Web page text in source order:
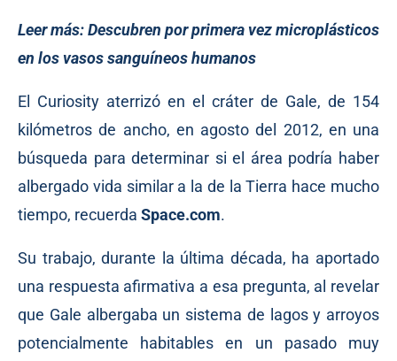
Leer más:Descubren por primera vez microplásticos
en los vasos sanguíneos humanos
El Curiosity aterrizó en el cráter de Gale, de 154
kilómetros de ancho, en agosto del 2012, en una
búsqueda para determinar si el área podría haber
albergado vida similar a la de la Tierra hace mucho
tiempo, recuerda Space.com.
Su trabajo, durante la última década, ha aportado
una respuesta afirmativa a esa pregunta, al revelar
que Gale albergaba un sistema de lagos y arroyos
potencialmente habitables en un pasado muy